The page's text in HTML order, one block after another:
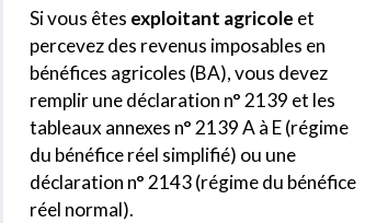
Si vous êtes exploitant agricole et
percevez des revenus imposables en
bénéfices agricoles (BA), vous devez
remplir une déclaration n° 2139 et les
tableaux annexes n° 2139 A à E (régime
du bénéfice réel simplifié) ou une
déclaration n° 2143 (régime du bénéfice
réel normal).